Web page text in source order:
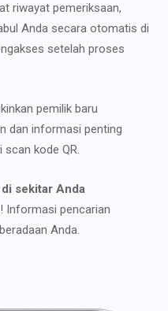
riwayat pemeriksaan,
Anda secara otomatis di
setelah proses
pemilik baru
dan informasi penting
scan kode QR.
sekitar Anda
Informasi pencarian
Anda.